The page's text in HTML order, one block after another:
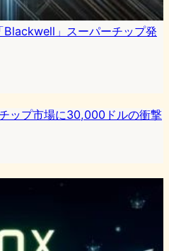
」スーパーチップ発
ップ市場に30,000ドルの衝撃